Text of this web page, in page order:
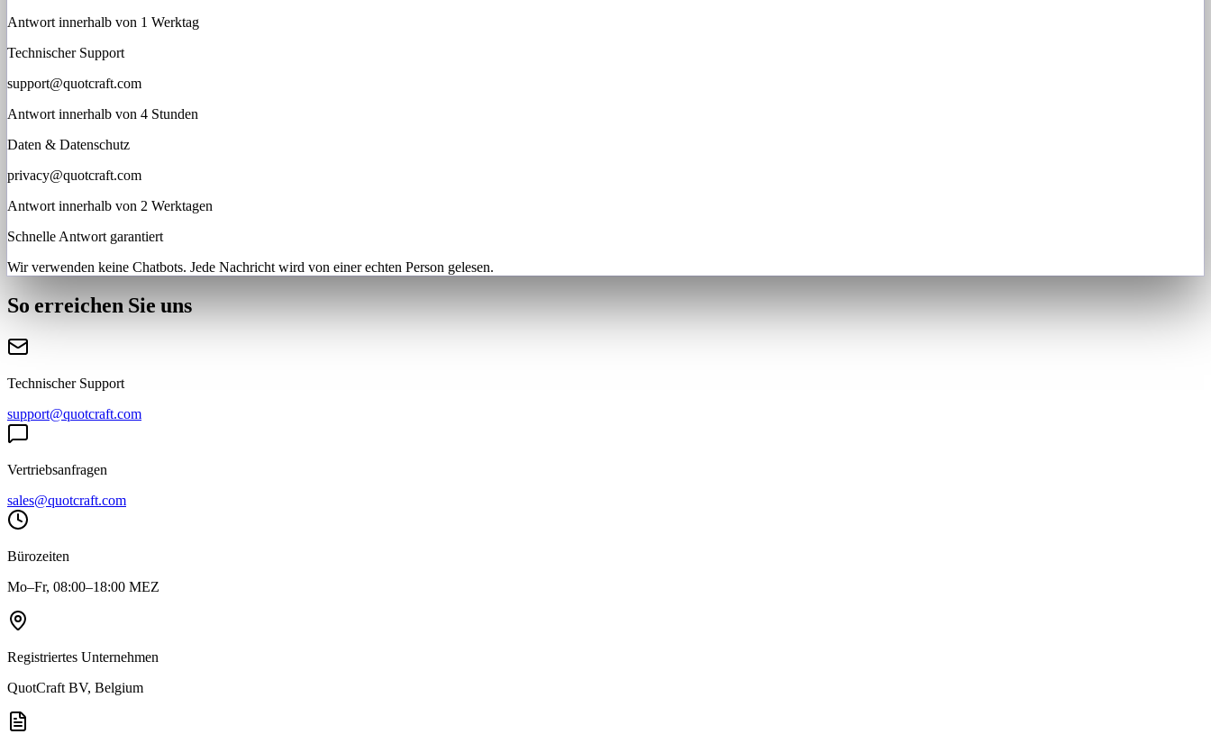
Antwort innerhalb von 1 Werktag
Technischer Support
support@quotcraft.com
Antwort innerhalb von 4 Stunden
Daten & Datenschutz
privacy@quotcraft.com
Antwort innerhalb von 2 Werktagen
Schnelle Antwort garantiert
Wir verwenden keine Chatbots. Jede Nachricht wird von einer echten Person gelesen.
So erreichen Sie uns
Technischer Support
support@quotcraft.com
Vertriebsanfragen
sales@quotcraft.com
Bürozeiten
Mo–Fr, 08:00–18:00 MEZ
Registriertes Unternehmen
QuotCraft BV, Belgium